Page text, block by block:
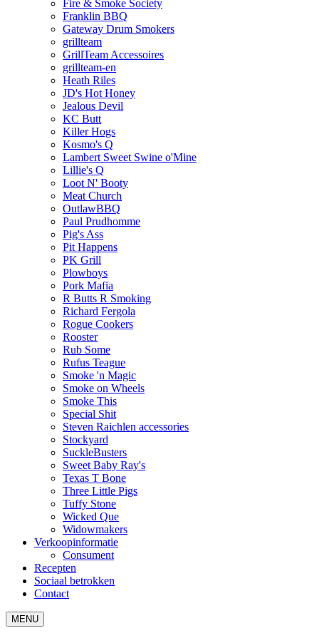
Fire & Smoke Society
Franklin BBQ
Gateway Drum Smokers
grillteam
GrillTeam Accessoires
grillteam-en
Heath Riles
JD's Hot Honey
Jealous Devil
KC Butt
Killer Hogs
Kosmo's Q
Lambert Sweet Swine o'Mine
Lillie's Q
Loot N' Booty
Meat Church
OutlawBBQ
Paul Prudhomme
Pig's Ass
Pit Happens
PK Grill
Plowboys
Pork Mafia
R Butts R Smoking
Richard Fergola
Rogue Cookers
Rooster
Rub Some
Rufus Teague
Smoke 'n Magic
Smoke on Wheels
Smoke This
Special Shit
Steven Raichlen accessories
Stockyard
SuckleBusters
Sweet Baby Ray's
Texas T Bone
Three Little Pigs
Tuffy Stone
Wicked Que
Widowmakers
Verkoopinformatie
Consument
Recepten
Sociaal betrokken
Contact
MENU